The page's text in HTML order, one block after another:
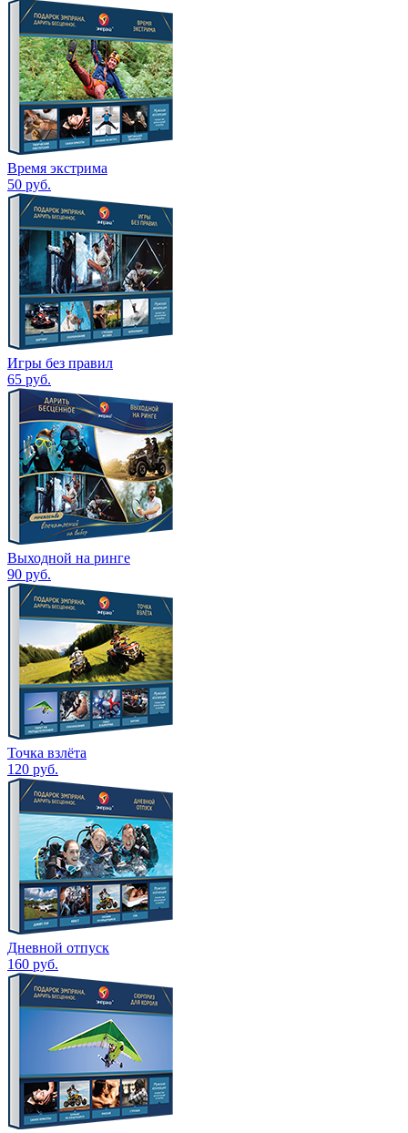
Время экстрима
50 руб.
Игры без правил
65 руб.
Выходной на ринге
90 руб.
Точка взлёта
120 руб.
Дневной отпуск
160 руб.